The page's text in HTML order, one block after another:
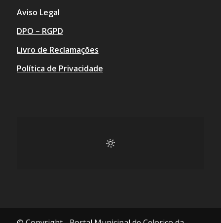
Aviso Legal
DPO – RGPD
Livro de Reclamações
Política de Privacidade